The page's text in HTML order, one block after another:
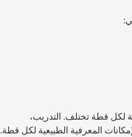
لكل قطة تختلف. التدريب،
المعرفية الطبيعية لكل قطة.